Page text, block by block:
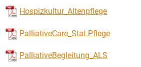
Hospizkultur_Altenpflege
PalliativeCare_Stat.Pflege
PalliativeBegleitung_ALS